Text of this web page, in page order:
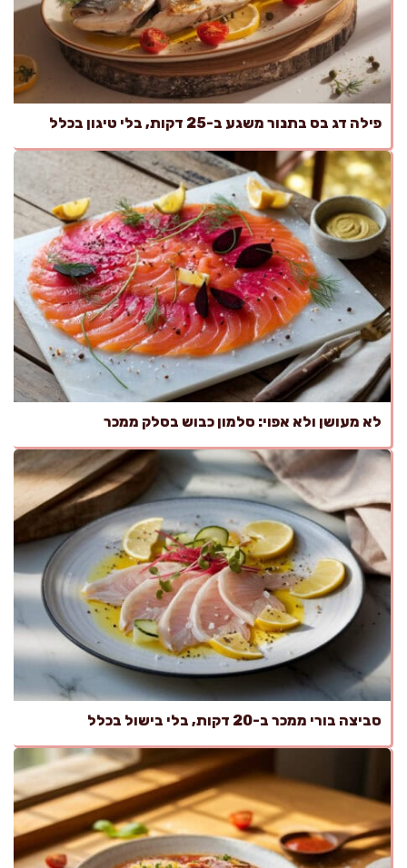
פילה דג בס בתנור משגע ב-25 דקות, בלי טיגון בכלל
לא מעושן ולא אפוי: סלמון כבוש בסלק ממכר
סביצה בורי ממכר ב-20 דקות, בלי בישול בכלל